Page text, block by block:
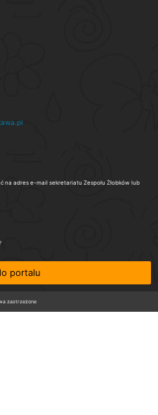
adres e-mail sekretariatu Zespołu Żłobków lub
portalu
zastrzeżone